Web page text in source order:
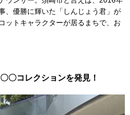
、優勝に輝いた「しんじょう君」が
ットキャラクターが居るまちで、お
〇コレクションを発見！